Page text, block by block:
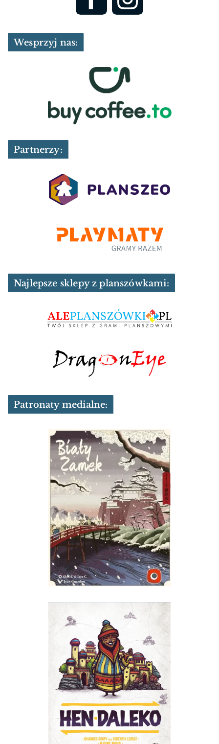
Wesprzyj nas:
Partnerzy:
Najlepsze sklepy z planszówkami:
Patronaty medialne: